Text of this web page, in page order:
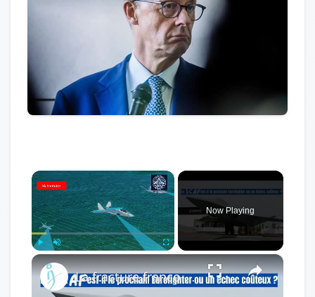
×
Now Playing
×
La fracture franco-allemande menace l'avenir du SCAF / FCAS